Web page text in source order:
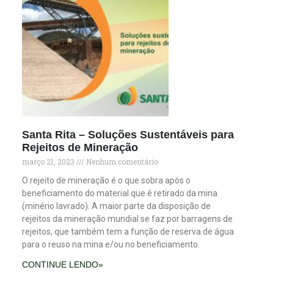
Santa Rita – Soluções Sustentáveis para
Rejeitos de Mineração
março 21, 2023
Nenhum comentário
O rejeito de mineração é o que sobra após o
beneficiamento do material que é retirado da mina
(minério lavrado). A maior parte da disposição de
rejeitos da mineração mundial se faz por barragens de
rejeitos, que também tem a função de reserva de água
para o reuso na mina e/ou no beneficiamento.
CONTINUE LENDO»